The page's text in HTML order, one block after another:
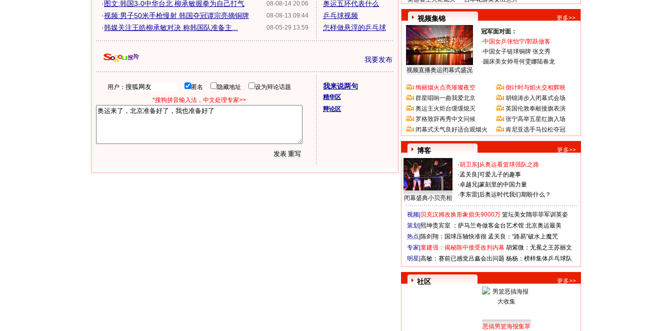
08-08-14 20:06
·图文:韩国3-0中华台北 柳承敏握拳为自己打气
08-08-13 09:44
·视频:男子50米手枪慢射 韩国夺冠谭宗亮摘铜牌
08-05-29 13:59
·韩媒关注王皓柳承敏对决 称韩国队准备主...
奥运五环代表什么
乒乓球视频
怎样做悬浮的乒乓球
我要发布
用户： 匿名 隐藏地址
设为辩论话题
*搜狗拼音输入法，中文处理专家>>
我来说两句
精华区
辩论区
视频集锦 更多>>
视频直播奥运闭幕式盛况
冠军面对面：
·中国女乒张怡宁/郭跃做客
·中国女子链球铜牌 张文秀
·蹦床美女帅哥何雯娜陆春龙
绚丽烟火点亮璀璨夜空
群星唱响一曲我爱北京
奥运主火炬台缓缓熄灭
罗格致辞再秀中文问候
闭幕式天气良好适合观烟火
倒计时与焰火交相辉映
胡锦涛步入闭幕式会场
英国伦敦奉献接旗表演
张宁高举五星红旗入场
肯尼亚选手马拉松夺冠
博客 更多>>
闭幕盛典小贝亮相
·胡卫东 从奥运看篮球强队之路
·孟关良 可爱儿子的趣事
·卓越兄 篆刻里的中国力量
·李东雷 后奥运时代我们期盼什么？
视频| 贝克汉姆改换形象损失9000万 篮坛美女隋菲菲军训英姿
策划| 熙坤贵宾室 ：萨马兰奇做客金台艺术馆 北京奥运最美
热点| 陈剑翔：国球压轴快准很 孟关良：“路易”破水上魔咒
专家| 童建强：揭秘陈中接受改判内幕 胡紫微：无冕之王苏丽文
明星| 高敏：赛前已感觉吕鑫会出问题 杨杨：榜样集体乒乓球队
社区 更多>>
恶搞男篮海报集萃